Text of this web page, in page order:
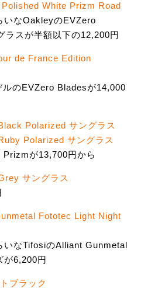
White Prizm Road
いなOakleyのEVZero
スが半額以下の12,200円
de France Edition
ルのEVZero Bladesが14,000
Polarized サングラス
Polarized サングラス
が13,700円から
サングラス
Fototec Light Night
いなTifosiのAlliant Gunmetal
6,200円
ブラック